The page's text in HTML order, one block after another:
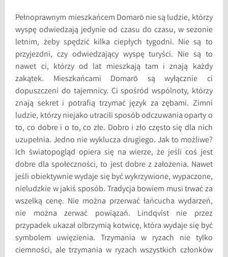
Pełnoprawnym mieszkańcem Domarö nie są ludzie, którzy
wyspę odwiedzają jedynie od czasu do czasu, w sezonie
letnim, żeby spędzić kilka ciepłych tygodni. Nie są to
przyjezdni, czy odwiedzający wyspę turyści. Nie są to
nawet ci, którzy od lat mieszkają tam i znają każdy
zakątek. Mieszkańcami Domarö są wyłącznie ci
dopuszczeni do tajemnicy. Ci spośród wspólnoty, którzy
znają sekret i potrafią trzymać język za zębami. Zimni
ludzie, którzy niejako utracili sposób odczuwania oparty o
to, co dobre i o to, co złe. Dobro i zło często się dla nich
uzupełnia. Jedno nie wyklucza drugiego. Jak to możliwe?
Ich światopogląd opiera się na wierze, że jeśli coś jest
dobre dla społeczności, to jest dobre z założenia. Nawet
jeśli obiektywnie wydaje się być wykrzywione, wypaczone,
nieludzkie w jakiś sposób. Tradycja bowiem musi trwać za
wszelką cenę. Nie można przerwać łańcucha wydarzeń,
nie można zerwać powiązań. Lindqvist nie przez
przypadek ukazał olbrzymią kotwicę, która wydaje się być
symbolem uwięzienia. Trzymania w ryzach nie tylko
ciemności, ale trzymania w ryzach wszystkich członków